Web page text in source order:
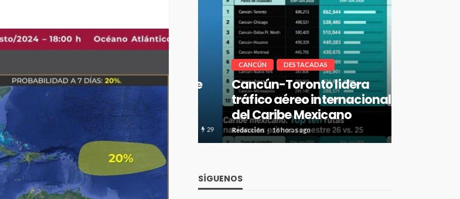
El tráfico aéreo en México se
reconfigura en la primera
mitad de 2026
CANCÚN DESTACADAS
Cancún-Toronto lidera
tráfico aéreo internacional
del Caribe Mexicano
Redacción 16 horas ago
SÍGUENOS